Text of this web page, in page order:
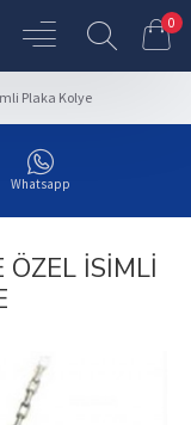
0
Plaka Kolye
Whatsapp
İSIMLI